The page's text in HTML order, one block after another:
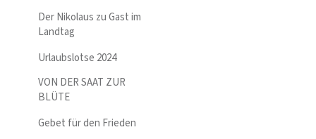
Der Nikolaus zu Gast im
Landtag
Urlaubslotse 2024
VON DER SAAT ZUR
BLÜTE
Gebet für den Frieden